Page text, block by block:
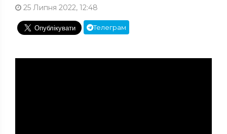
25 Липня 2022, 12:48
Телеграм